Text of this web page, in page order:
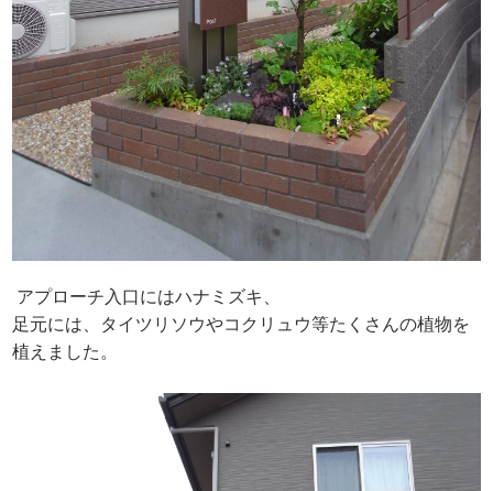
アプローチ入口にはハナミズキ、
足元には、タイツリソウやコクリュウ等たくさんの植物を
植えました。